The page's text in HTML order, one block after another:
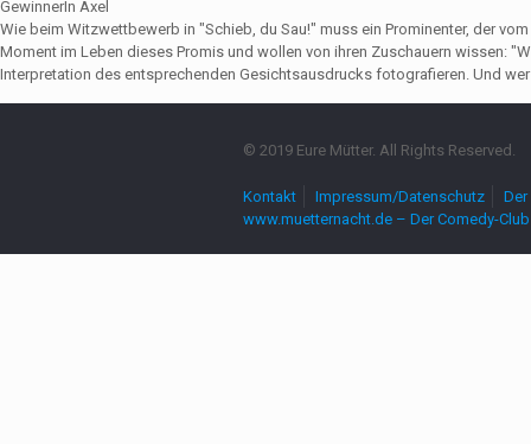
GewinnerIn Axel
Wie beim Witzwettbewerb in "Schieb, du Sau!" muss ein Prominenter, der
Moment im Leben dieses Promis und wollen von ihren Zuschauern wissen:
Interpretation des entsprechenden Gesichtsausdrucks fotografieren. Und
© 2019 Eure Mütter. All Rights Reserved.
Kontakt Impressum/Datenschutz
www.muetternacht.de – Der Comedy-Club